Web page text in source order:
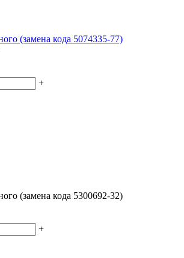
(замена кода 5074335-77)
+
(замена кода 5300692-32)
+